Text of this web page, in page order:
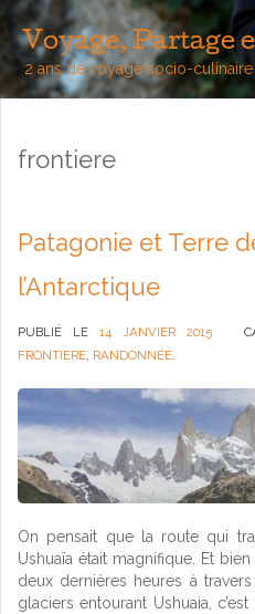
Voyage, Partage
2 ans de voyage socio-
frontiere
Patagonie et Terre
l’Antarctique
PUBLIÉ LE 14 JANVIER 2015
FRONTIERE, RANDONNÉE.
On pensait que la route qui
Ushuaïa était magnifique. Et
deux dernières heures à
glaciers entourant Ushuaia,